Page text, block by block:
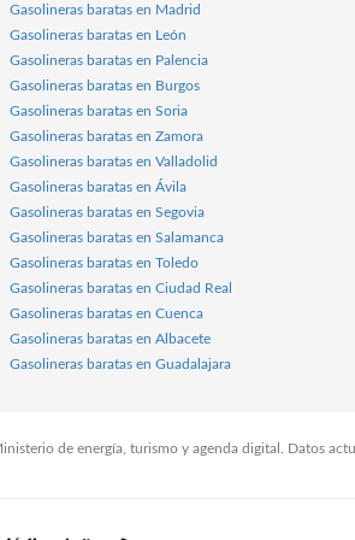
Gasolineras baratas en Madrid
Gasolineras baratas en León
Gasolineras baratas en Palencia
Gasolineras baratas en Burgos
Gasolineras baratas en Soria
Gasolineras baratas en Zamora
Gasolineras baratas en Valladolid
Gasolineras baratas en Ávila
Gasolineras baratas en Segovia
Gasolineras baratas en Salamanca
Gasolineras baratas en Toledo
Gasolineras baratas en Ciudad Real
Gasolineras baratas en Cuenca
Gasolineras baratas en Albacete
Gasolineras baratas en Guadalajara
de energía, turismo y agenda digital. Datos